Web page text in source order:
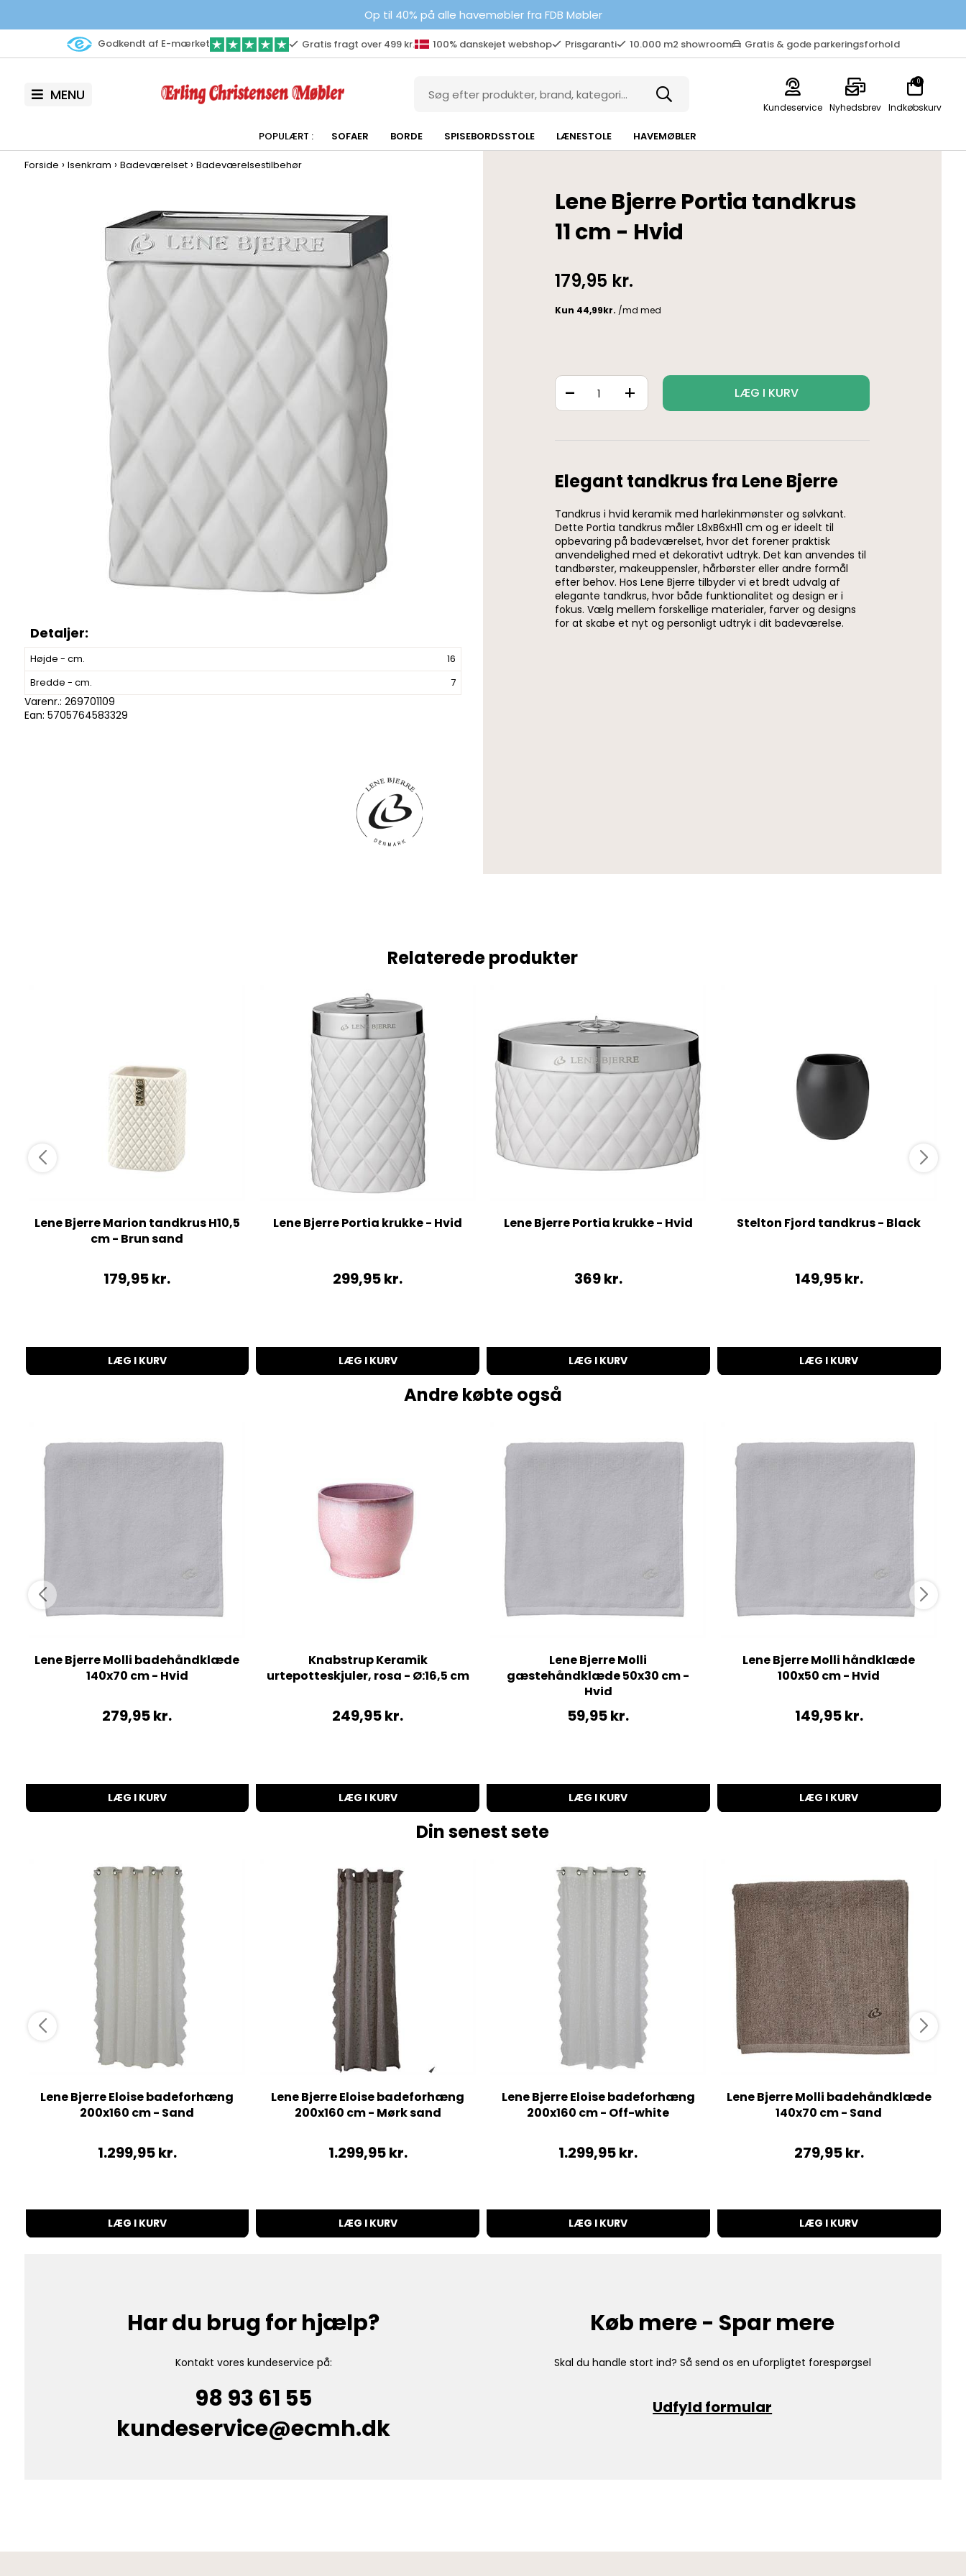
Op til 40% på alle havemøbler fra FDB Møbler
Godkendt af E-mærket Gratis fragt over 499 kr. 100% danskejet webshop Prisgaranti 10.000 m2 showroom Gratis & gode parkeringsforhold
MENU
Kundeservice Nyhedsbrev Indkøbskurv
0
SOFAER BORDE SPISEBORDSSTOLE LÆNESTOLE HAVEMØBLER
Forside › Isenkram › Badeværelset› Badeværelsestilbehør
Højde - cm.
16
Bredde - cm.
7
Varenr.: 269701109
Ean: 5705764583329
Lene Bjerre Portia tandkrus
11 cm - Hvid
179,95 kr.
+
- LÆG I KURV
Elegant tandkrus fra Lene Bjerre
Tandkrus i hvid keramik med harlekinmønster og sølvkant.
Dette Portia tandkrus måler L8xB6xH11 cm og er ideelt til
opbevaring på badeværelset, hvor det forener praktisk
anvendelighed med et dekorativt udtryk. Det kan anvendes til
tandbørster, makeuppensler, hårbørster eller andre formål
efter behov. Hos Lene Bjerre tilbyder vi et bredt udvalg af
elegante tandkrus, hvor både funktionalitet og design er i
fokus. Vælg mellem forskellige materialer, farver og designs
for at skabe et nyt og personligt udtryk i dit badeværelse.
Relaterede produkter
Lene Bjerre Marion tandkrus H10,5
cm - Brun sand
179,95kr.
LÆG I KURV
Lene Bjerre Portia krukke - Hvid
299,95kr.
LÆG I KURV
Lene Bjerre Portia krukke - Hvid
369kr.
LÆG I KURV
Stelton Fjord tandkrus - Black
149,95kr.
LÆG I KURV
Andre købte også
Lene Bjerre Molli badehåndklæde
140x70 cm - Hvid
279,95kr.
LÆG I KURV
Knabstrup Keramik
urtepotteskjuler, rosa - Ø:16,5 cm
249,95kr.
LÆG I KURV
Lene Bjerre Molli
gæstehåndklæde 50x30 cm -
Hvid
59,95kr.
LÆG I KURV
Lene Bjerre Molli håndklæde
100x50 cm - Hvid
149,95kr.
LÆG I KURV
Din senest sete
Lene Bjerre Eloise badeforhæng
200x160 cm - Sand
1.299,95kr.
LÆG I KURV
Lene Bjerre Eloise badeforhæng
200x160 cm - Mørk sand
1.299,95kr.
LÆG I KURV
Lene Bjerre Eloise badeforhæng
200x160 cm - Off-white
1.299,95kr.
LÆG I KURV
Lene Bjerre Molli badehåndklæde
140x70 cm - Sand
279,95kr.
LÆG I KURV
Har du brug for hjælp?
Kontakt vores kundeservice på:
98 93 61 55
kundeservice@ecmh.dk
Køb mere - Spar mere
Skal du handle stort ind? Så send os en uforpligtet forespørgsel
Udfyld formular